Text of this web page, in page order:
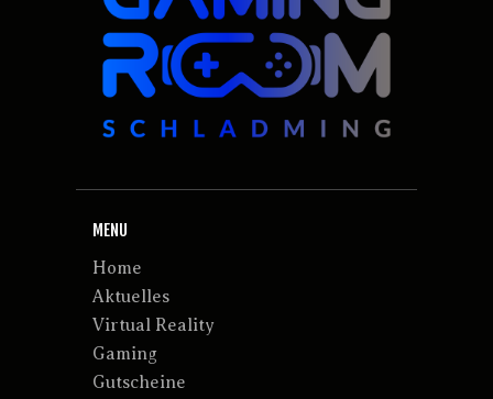
MENU
Home
Aktuelles
Virtual Reality
Gaming
Gutscheine